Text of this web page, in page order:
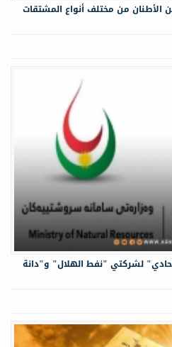
الأطنان من مختلف أنواع المشتقات
لشركتي "نفط الهلال" و"دانة